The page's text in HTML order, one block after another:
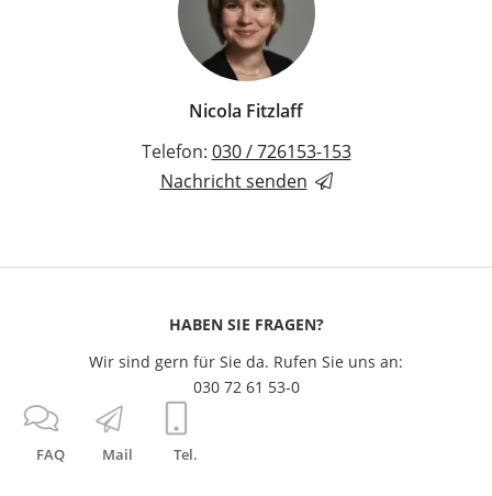
Nicola Fitzlaff
Telefon: 030 / 726153-153
Nachricht senden
FAQ Mail Tel.
HABEN SIE FRAGEN?
Wir sind gern für Sie da. Rufen Sie uns an:
030 72 61 53-0